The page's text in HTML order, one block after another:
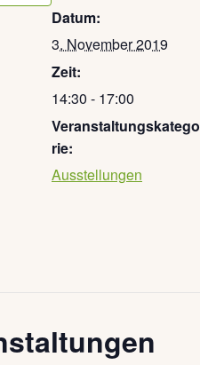
Datum:
3. November 2019
Zeit:
14:30 - 17:00
Veranstaltungskatego
rie:
Ausstellungen